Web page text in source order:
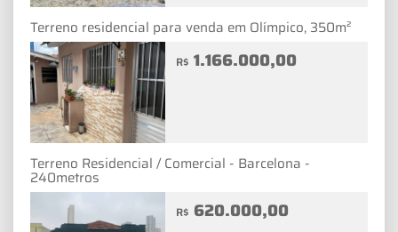
Terreno residencial para venda em Olímpico, 350m²
R$ 1.166.000,00
Terreno Residencial / Comercial - Barcelona -
240metros
R$ 620.000,00